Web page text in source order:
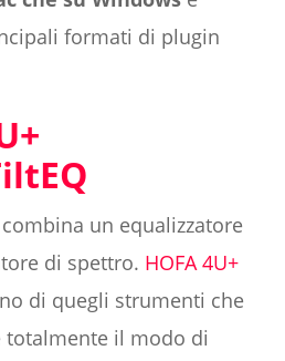
formati di plugin
un equalizzatore
di spettro. HOFA 4U+
di quegli strumenti che
totalmente il modo di